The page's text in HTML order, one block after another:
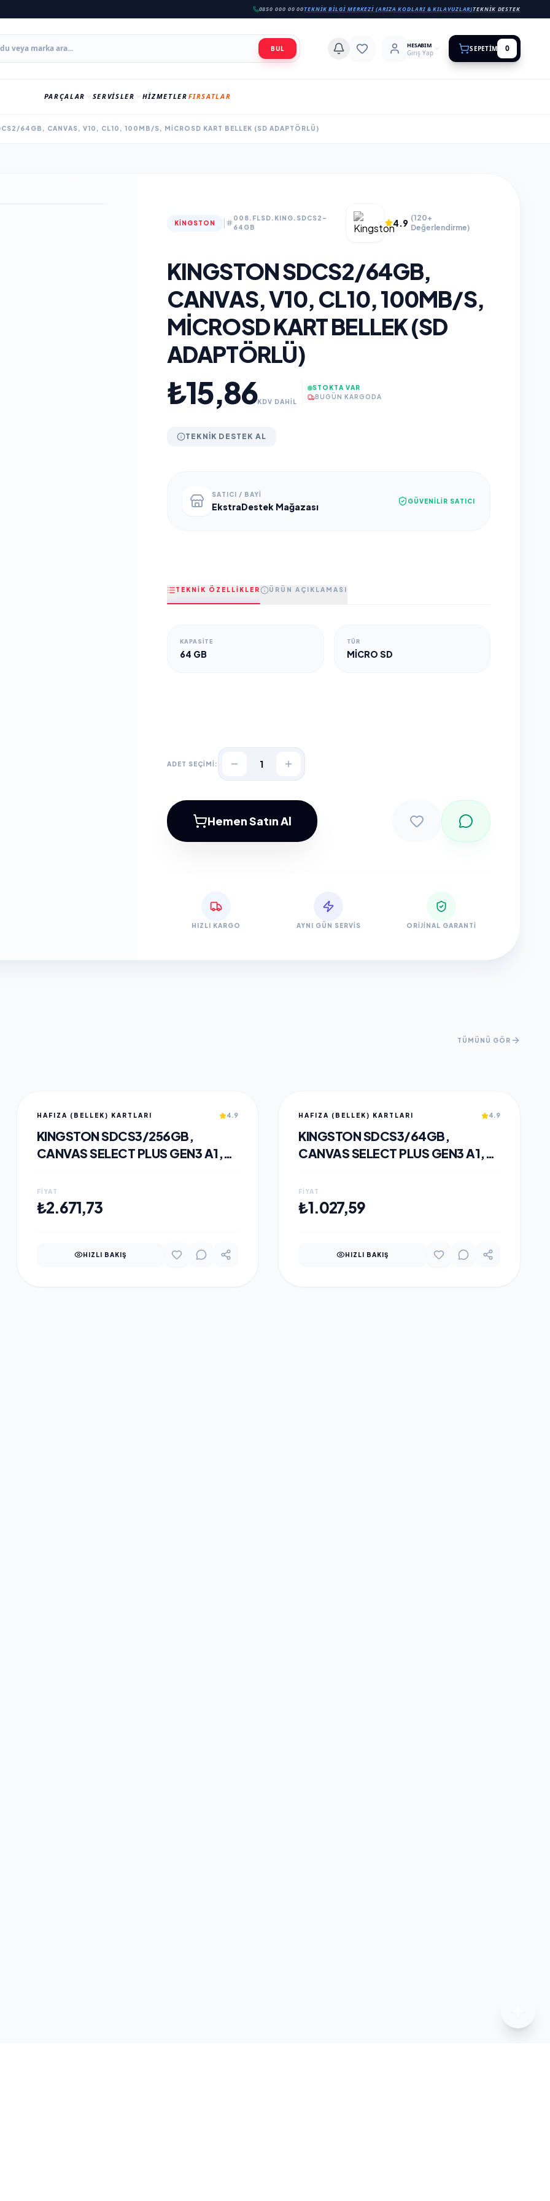
0850 000 00 00TEKNIK BILGI MERKEZI (ARIZA KODLARI & KILAVUZLAR)TEKNIK DESTEK
BUL HESABIM
Giriş Yap SEPETIM 0
PARÇALAR SERVISLER HIZMETLER FIRSATLAR
64GB, CANVAS, V10, CL10, 100MB/S, MICROSD KART BELLEK (SD ADAPTÖRLÜ)
KINGSTON
008.FLSD.KING.SDCS2-
64GB
4.9 (120+
Değerlendirme)
KINGSTON SDCS2/64GB,
CANVAS, V10, CL10, 100MB/S,
MICROSD KART BELLEK (SD
ADAPTÖRLÜ)
₺15,86KDV DAHİL
STOKTA VAR
BUGÜN KARGODA
TEKNIK DESTEK AL
SATICI / BAYI
EkstraDestek Mağazası GÜVENILIR SATICI
TEKNİK ÖZELLİKLER ÜRÜN AÇIKLAMASI
KAPASITE
64 GB
TÜR
MICRO SD
ADET SEÇİMİ: 1
Hemen Satın Al
HIZLI KARGO AYNI GÜN SERVIS ORIJINAL GARANTI
TÜMÜNÜ GÖR
HAFIZA (BELLEK) KARTLARI 4.9
KINGSTON SDCS3/256GB,
CANVAS SELECT PLUS GEN3 A1,
(SD ADAPTÖRLÜ)
FIYAT
₺2.671,73
HIZLI BAKIŞ
HAFIZA (BELLEK) KARTLARI 4.9
KINGSTON SDCS3/64GB,
CANVAS SELECT PLUS GEN3 A1,
(SD ADAPTÖRLÜ)
FIYAT
₺1.027,59
HIZLI BAKIŞ